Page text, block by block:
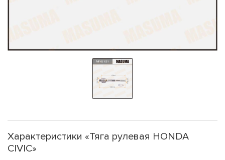
Характеристики «Тяга рулевая HONDA
CIVIC»